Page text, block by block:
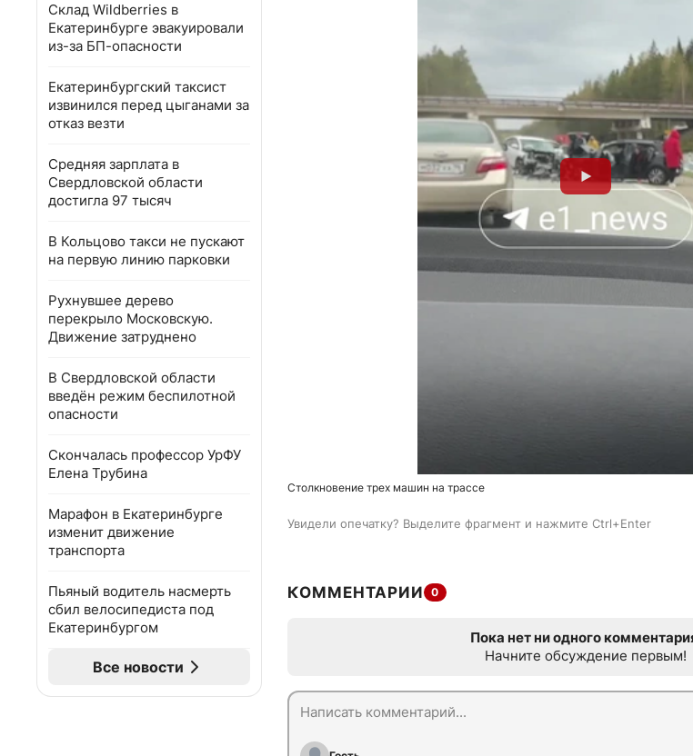
Склад Wildberries в
Екатеринбурге эвакуировали
из-за БП-опасности
Екатеринбургский таксист
извинился перед цыганами за
отказ везти
Средняя зарплата в
Свердловской области
достигла 97 тысяч
В Кольцово такси не пускают
на первую линию парковки
Рухнувшее дерево
перекрыло Московскую.
Движение затруднено
В Свердловской области
введён режим беспилотной
опасности
Скончалась профессор УрФУ
Елена Трубина
Марафон в Екатеринбурге
изменит движение
транспорта
Пьяный водитель насмерть
сбил велосипедиста под
Екатеринбургом
Все новости
Столкновение трех машин на трассе
Увидели опечатку? Выделите фрагмент и нажмите Ctrl+Enter
КОММЕНТАРИИ 0
Пока нет ни одного
Начните обсуждение первым!